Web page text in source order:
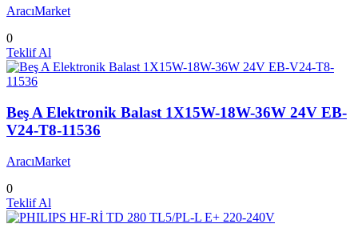
AracıMarket
0
Teklif Al
Beş A Elektronik Balast 1X15W-18W-36W 24V EB-
V24-T8-11536
AracıMarket
0
Teklif Al